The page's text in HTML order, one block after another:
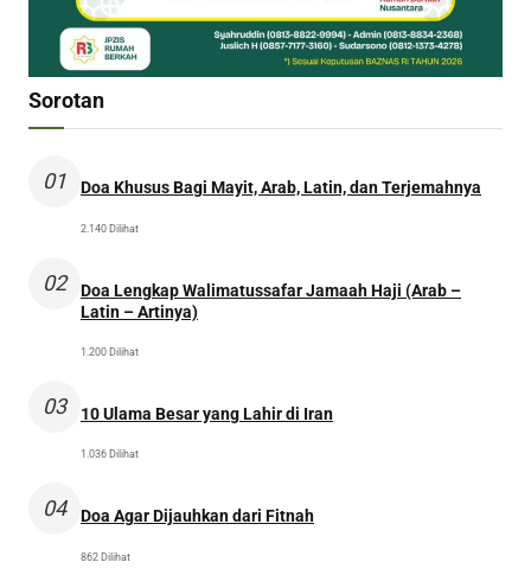
Sorotan
01 Doa Khusus Bagi Mayit, Arab, Latin, dan Terjemahnya
2.140 Dilihat
02
Doa Lengkap Walimatussafar Jamaah Haji (Arab –
Latin – Artinya)
1.200 Dilihat
03 10 Ulama Besar yang Lahir di Iran
1.036 Dilihat
04 Doa Agar Dijauhkan dari Fitnah
862 Dilihat